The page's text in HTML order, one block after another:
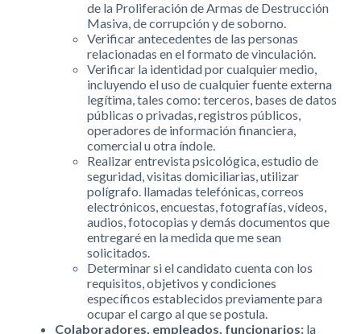
de la Proliferación de Armas de Destrucción
Masiva, de corrupción y de soborno.
Verificar antecedentes de las personas
relacionadas en el formato de vinculación.
Verificar la identidad por cualquier medio,
incluyendo el uso de cualquier fuente externa
legítima, tales como: terceros, bases de datos
públicas o privadas, registros públicos,
operadores de información financiera,
comercial u otra índole.
Realizar entrevista psicológica, estudio de
seguridad, visitas domiciliarias, utilizar
polígrafo. llamadas telefónicas, correos
electrónicos, encuestas, fotografías, vídeos,
audios, fotocopias y demás documentos que
entregaré en la medida que me sean
solicitados.
Determinar si el candidato cuenta con los
requisitos, objetivos y condiciones
específicos establecidos previamente para
ocupar el cargo al que se postula.
Colaboradores, empleados, funcionarios: la